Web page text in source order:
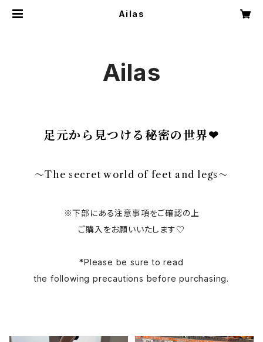
Ailas
Ailas
足元から見つける秘密の世界‪‪❤︎‬
～The secret world of feet and legs～
※下部にある注意事項をご確認の上
ご購入をお願いいたします♡
*Please be sure to read
the following precautions before purchasing.